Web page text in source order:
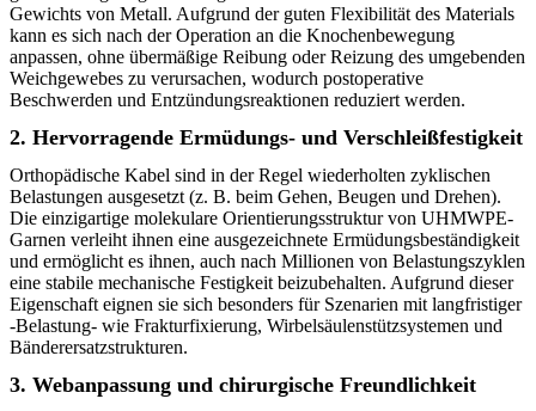
Gewichts von Metall. Aufgrund der guten Flexibilität des Materials
kann es sich nach der Operation an die Knochenbewegung
anpassen, ohne übermäßige Reibung oder Reizung des umgebenden
Weichgewebes zu verursachen, wodurch postoperative
Beschwerden und Entzündungsreaktionen reduziert werden.
2. Hervorragende Ermüdungs- und Verschleißfestigkeit
Orthopädische Kabel sind in der Regel wiederholten zyklischen
Belastungen ausgesetzt (z. B. beim Gehen, Beugen und Drehen).
Die einzigartige molekulare Orientierungsstruktur von UHMWPE-
Garnen verleiht ihnen eine ausgezeichnete Ermüdungsbeständigkeit
und ermöglicht es ihnen, auch nach Millionen von Belastungszyklen
eine stabile mechanische Festigkeit beizubehalten. Aufgrund dieser
Eigenschaft eignen sie sich besonders für Szenarien mit langfristiger
-Belastung- wie Frakturfixierung, Wirbelsäulenstützsystemen und
Bänderersatzstrukturen.
3. Webanpassung und chirurgische Freundlichkeit